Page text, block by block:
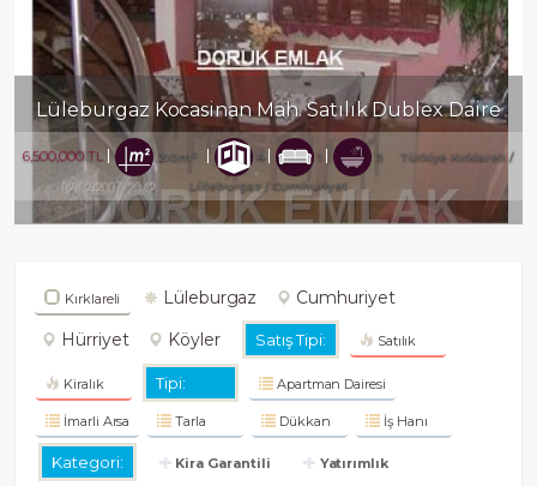
Kocasinan Mah. Satılık Dublex Daire
210m² 4 1 3 Türkiye Kırklareli /
Lüleburgaz/ Cumhuriyet
3,650,000 TL
Kırklareli Lüleburgaz
Cumhuriyet
Hürriyet
Köyler Satış Tipi: Satılık
Kiralık Tipi: Apartman Dairesi
İmarli Arsa Tarla Dükkan İş Hanı
Kategori: Kira Garantili Yatırımlık